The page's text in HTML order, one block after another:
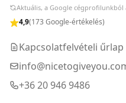
Aktuális, a Google
4,9(173 Google-értékelés)
Kapcsolatfelvételi űrlap
+36 20 946 9486